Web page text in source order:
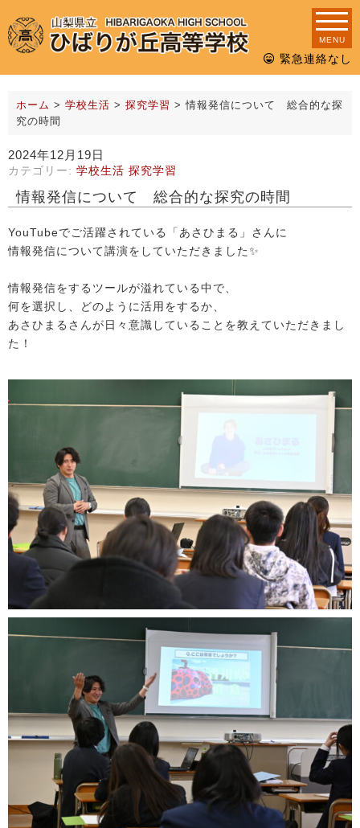
MENU
緊急連絡なし
ホーム > 学校生活 > 探究学習 >情報発信について 総合的な探
究の時間
2024年12月19日
カテゴリー: 学校生活 探究学習
情報発信について 総合的な探究の時間
YouTubeでご活躍されている「あさひまる」さんに
情報発信について講演をしていただきました✨
情報発信をするツールが溢れている中で、
何を選択し、どのように活用をするか、
あさひまるさんが日々意識していることを教えていただきまし
た！